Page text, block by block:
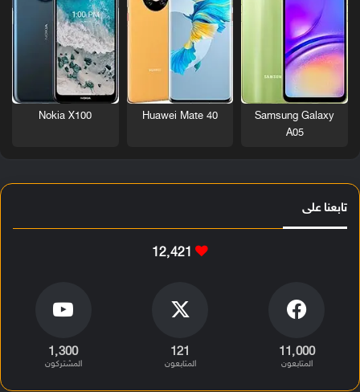
Samsung Galaxy
A05
Huawei Mate 40
Nokia X100
تابعنا على
12٬421
11٬000
المتابعون
121
المتابعون
1٬300
المشتركون